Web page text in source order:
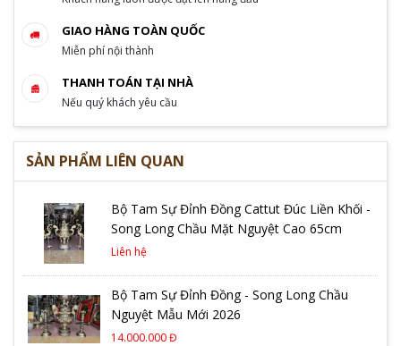
GIAO HÀNG TOÀN QUỐC
Miễn phí nội thành
THANH TOÁN TẠI NHÀ
Nếu quý khách yêu cầu
SẢN PHẨM LIÊN QUAN
Bộ Tam Sự Đỉnh Đồng Cattut Đúc Liền Khối -
Song Long Chầu Mặt Nguyệt Cao 65cm
Liên hệ
Bộ Tam Sự Đỉnh Đồng - Song Long Chầu
Nguyệt Mẫu Mới 2026
14.000.000 Đ